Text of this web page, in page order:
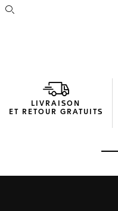
Ouvrir la barre de recherche
LIVRAISON
ET RETOUR GRATUITS